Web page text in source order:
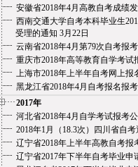
安徽省2018年4月高教自考成绩
西南交通大学自考本科毕业生
受理的通知 3月22日
云南省2018年4月第79次自考报
重庆市2018年高等教育自学考试
上海市2018年上半年自考网上报
黑龙江省2018年4月自考报名报
2017年
河北省2018年4月自学考试报考
2018年1月（18.3次）四川省自考
辽宁省2018年上半年高教自考报
辽宁省2017年下半年自考毕业申